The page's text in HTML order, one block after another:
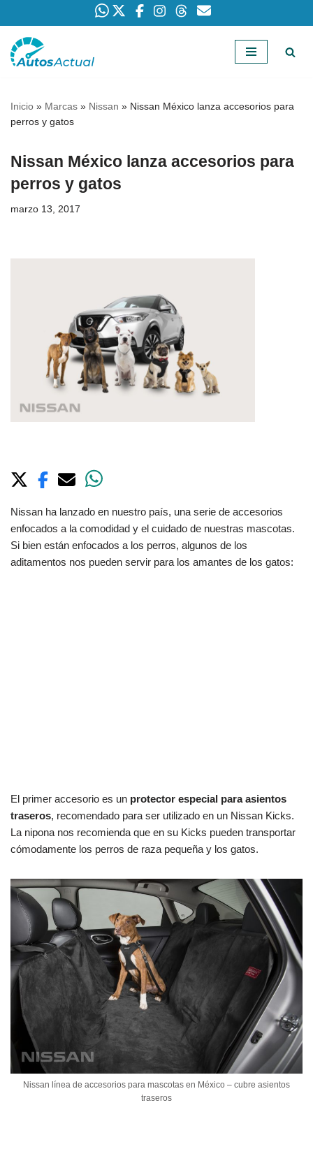
Saltar
Inicio » Marcas » Nissan » Nissan México lanza accesorios para
perros y gatos
Nissan México lanza accesorios para
perros y gatos
marzo 13, 2017
Nissan ha lanzado en nuestro país, una serie de accesorios
enfocados a la comodidad y el cuidado de nuestras mascotas.
Si bien están enfocados a los perros, algunos de los
aditamentos nos pueden servir para los amantes de los gatos:
El primer accesorio es un protector especial para asientos
traseros, recomendado para ser utilizado en un Nissan Kicks.
La nipona nos recomienda que en su Kicks pueden transportar
cómodamente los perros de raza pequeña y los gatos.
Nissan línea de accesorios para mascotas en México – cubre asientos
traseros